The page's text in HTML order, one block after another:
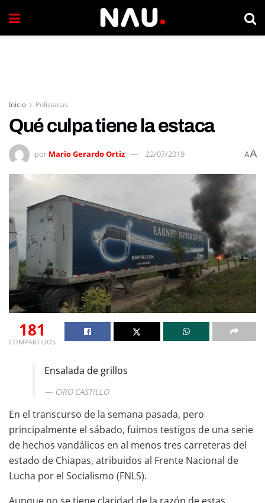
Inicio Policiacas
Qué culpa tiene la estaca
por Mario Gerardo Ortiz 22/07/2019 AA
181
COMPARTIDOS
Ensalada de grillos
CIRO CASTILLO
En el transcurso de la semana pasada, pero
principalmente el sábado, fuimos testigos de una serie
de hechos vandálicos en al menos tres carreteras del
estado de Chiapas, atribuidos al Frente Nacional de
Lucha por el Socialismo (FNLS).